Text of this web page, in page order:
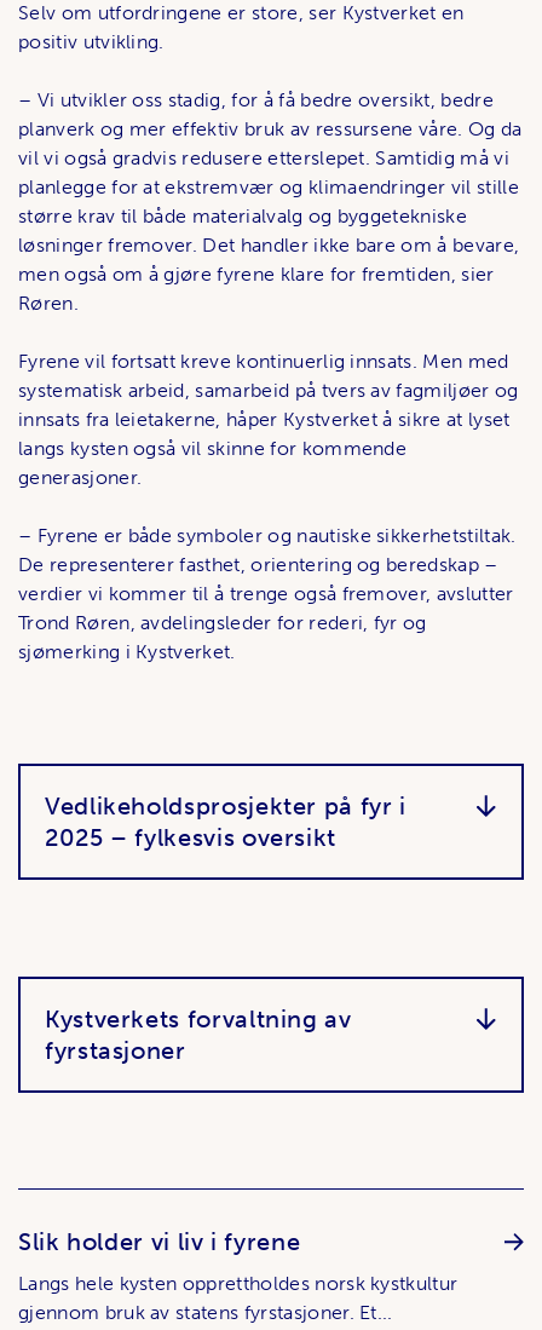
Selv om utfordringene er store, ser Kystverket en
positiv utvikling.
– Vi utvikler oss stadig, for å få bedre oversikt, bedre
planverk og mer effektiv bruk av ressursene våre. Og da
vil vi også gradvis redusere etterslepet. Samtidig må vi
planlegge for at ekstremvær og klimaendringer vil stille
større krav til både materialvalg og byggetekniske
løsninger fremover. Det handler ikke bare om å bevare,
men også om å gjøre fyrene klare for fremtiden, sier
Røren.
Fyrene vil fortsatt kreve kontinuerlig innsats. Men med
systematisk arbeid, samarbeid på tvers av fagmiljøer og
innsats fra leietakerne, håper Kystverket å sikre at lyset
langs kysten også vil skinne for kommende
generasjoner.
– Fyrene er både symboler og nautiske sikkerhetstiltak.
De representerer fasthet, orientering og beredskap –
verdier vi kommer til å trenge også fremover, avslutter
Trond Røren, avdelingsleder for rederi, fyr og
sjømerking i Kystverket.
Vedlikeholdsprosjekter på fyr i
2025 – fylkesvis oversikt
Kystverkets forvaltning av
fyrstasjoner
Slik holder vi liv i fyrene
Langs hele kysten opprettholdes norsk kystkultur
gjennom bruk av statens fyrstasjoner. Et...